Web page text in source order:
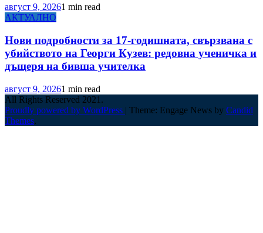
август 9, 20261 min read
АКТУАЛНО
Нови подробности за 17-годишната, свързвана с
убийството на Георги Кузев: редовна ученичка и
дъщеря на бивша учителка
август 9, 20261 min read
All Rights Reserved 2021.
Proudly powered by WordPress | Theme: Engage News by Candid
Themes.